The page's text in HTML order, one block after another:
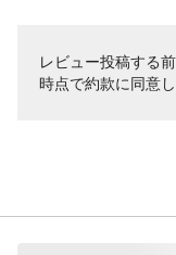
レビュー投稿する
時点で約款に同意